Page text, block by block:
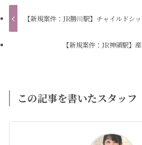
【新規案件：JR勝川駅】チャイルドシ
【新規案件：JR神領駅】
この記事を書いたスタッフ